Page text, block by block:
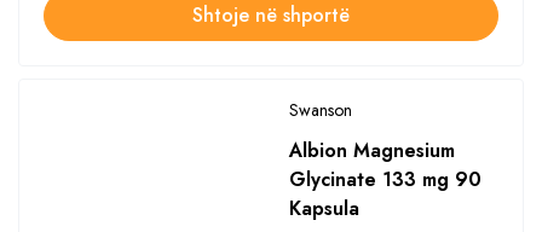
Shtoje në shportë
Swanson
Albion Magnesium
Glycinate 133 mg 90
Kapsula